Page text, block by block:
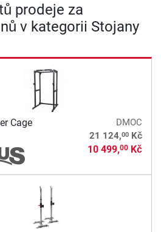
prodeje za
v kategorii Stojany
Cage
DMOC
21 124,00Kč
10 499,00Kč